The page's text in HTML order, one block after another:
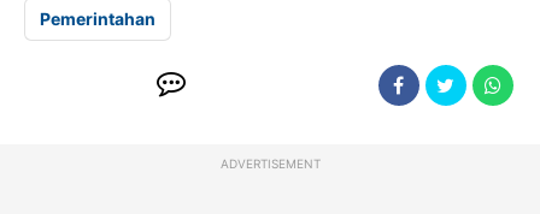
Pemerintahan
ADVERTISEMENT